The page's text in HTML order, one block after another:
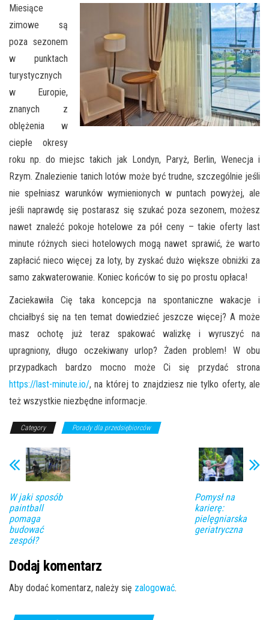
Miesiące
zimowe są
poza sezonem
w punktach
turystycznych
w Europie,
znanych z
oblężenia w
ciepłe okresy
roku np. do miejsc takich jak Londyn, Paryż, Berlin, Wenecja i
Rzym. Znalezienie tanich lotów może być trudne, szczególnie jeśli
nie spełniasz warunków wymienionych w puntach powyżej, ale
jeśli naprawdę się postarasz się szukać poza sezonem, możesz
nawet znaleźć pokoje hotelowe za pół ceny – takie oferty last
minute różnych sieci hotelowych mogą nawet sprawić, że warto
zapłacić nieco więcej za loty, by zyskać dużo większe obniżki za
samo zakwaterowanie. Koniec końców to się po prostu opłaca!
Zaciekawiła Cię taka koncepcja na spontaniczne wakacje i
chciałbyś się na ten temat dowiedzieć jeszcze więcej? A może
masz ochotę już teraz spakować walizkę i wyruszyć na
upragniony, długo oczekiwany urlop? Żaden problem! W obu
przypadkach bardzo mocno może Ci się przydać strona
https://last-minute.io/, na której to znajdziesz nie tylko oferty, ale
też wszystkie niezbędne informacje.
Category Porady dla przedsiębiorców
W jaki sposób
paintball
pomaga
budować
zespół?
Pomysł na
karierę:
pielęgniarska
geriatryczna
Dodaj komentarz
Aby dodać komentarz, należy się zalogować.